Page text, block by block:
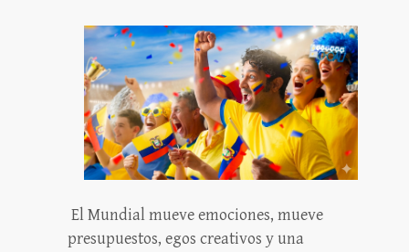
El Mundial mueve emociones, mueve
presupuestos, egos creativos y una